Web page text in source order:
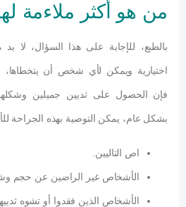
من هو أكثر ملاءمة
بالطبع، للإجابة على هذا السؤال، لا بد
اختيارية ويمكن لأي شخص أن يتخطاها،
فإن الحصول على ثديين جميلين
بشكل عام، يمكن التوصية بهذه الجراحة
اص التاليين.
الأشخاص غير الراضين عن حجم
الأشخاص الذين فقدوا أو تشوه ثدييهم